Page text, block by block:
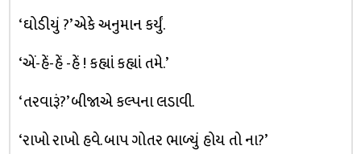
‘ઘોડીયું ?’ એકે અનુમાન કર્યું.
‘એં-હેં-હેં -હેં ! કહ્યાં કહ્યાં તમે.’
‘તરવારૂં?’ બીજાએ કલ્પના લડાવી.
‘રાખો રાખો હવે. બાપ ગોતર ભાળ્યું હોય તો ના?’